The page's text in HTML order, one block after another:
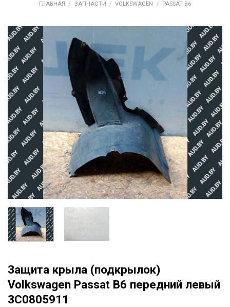
ГЛАВНАЯ / ЗАПЧАСТИ / VOLKSWAGEN / PASSAT B6
Защита крыла (подкрылок)
Volkswagen Passat B6 передний левый
3C0805911